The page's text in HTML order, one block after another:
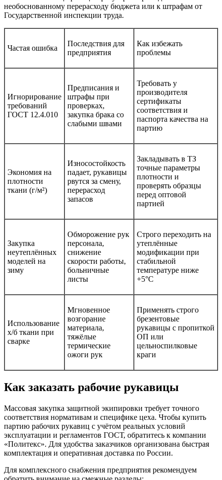
необоснованному перерасходу бюджета или к штрафам от
Государственной инспекции труда.
Частая ошибка
Последствия для
предприятия
Как избежать
проблемы
Игнорирование
требований
ГОСТ 12.4.010
Предписания и
штрафы при
проверках,
закупка брака со
слабыми швами
Требовать у
производителя
сертификаты
соответствия и
паспорта качества на
партию
Экономия на
плотности
ткани (г/м²)
Износостойкость
падает, рукавицы
рвутся за смену,
перерасход
запасов
Закладывать в ТЗ
точные параметры
плотности и
проверять образцы
перед оптовой
партией
Закупка
неутеплённых
моделей на
зиму
Обморожение рук
персонала,
снижение
скорости работы,
больничные
листы
Строго переходить на
утеплённые
модификации при
стабильной
температуре ниже
+5°C
Использование
х/б ткани при
сварке
Мгновенное
возгорание
материала,
тяжёлые
термические
ожоги рук
Применять строго
брезентовые
рукавицы с пропиткой
ОП или
цельноспилковые
краги
Как заказать рабочие рукавицы
Массовая закупка защитной экипировки требует точного
соответствия нормативам и специфике цеха. Чтобы купить
партию рабочих рукавиц с учётом реальных условий
эксплуатации и регламентов ГОСТ, обратитесь к компании
«Политекс». Для удобства заказчиков организована быстрая
комплектация и оперативная доставка по России.
Для комплексного снабжения предприятия рекомендуем